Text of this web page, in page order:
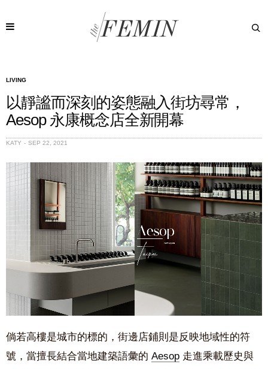
LIVING
以靜謐而深刻的姿態融入街坊尋常，
Aesop 永康概念店全新開幕
KATY SEP 22, 2021
倘若高樓是城市的標的，街邊店鋪則是反映地域性的符
號，當擅長結合當地建築語彙的 Aesop 走進乘載歷史與